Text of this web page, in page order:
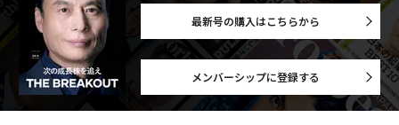
最新号の購入はこちらから
メンバーシップに登録する